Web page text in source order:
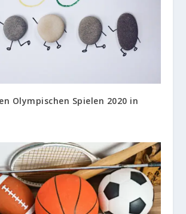
Olympischen Spielen 2020 in